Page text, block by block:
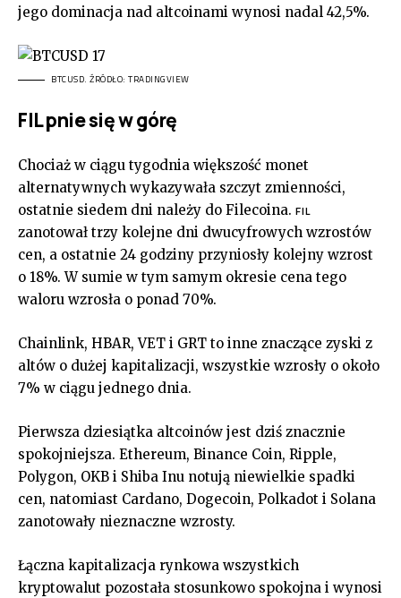
jego dominacja nad altcoinami wynosi nadal 42,5%.
BTCUSD. ŹRÓDŁO: TRADINGVIEW
FIL pnie się w górę
Chociaż w ciągu tygodnia większość monet
alternatywnych wykazywała szczyt zmienności,
ostatnie siedem dni należy do Filecoina. FIL
zanotował trzy kolejne dni dwucyfrowych wzrostów
cen, a ostatnie 24 godziny przyniosły kolejny wzrost
o 18%. W sumie w tym samym okresie cena tego
waloru wzrosła o ponad 70%.
Chainlink, HBAR, VET i GRT to inne znaczące zyski z
altów o dużej kapitalizacji, wszystkie wzrosły o około
7% w ciągu jednego dnia.
Pierwsza dziesiątka altcoinów jest dziś znacznie
spokojniejsza. Ethereum, Binance Coin, Ripple,
Polygon, OKB i Shiba Inu notują niewielkie spadki
cen, natomiast Cardano, Dogecoin, Polkadot i Solana
zanotowały nieznaczne wzrosty.
Łączna kapitalizacja rynkowa wszystkich
kryptowalut pozostała stosunkowo spokojna i wynosi